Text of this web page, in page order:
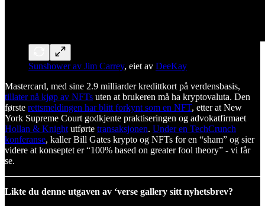
Sunshower av Jim Carrey, eiet av DeeKay
Mastercard, med sine 2.9 milliarder kredittkort på verdensbasis,
tillater nå kjøp av NFTs uten at brukeren må ha kryptovaluta. Den
første rettsmeldingen har blitt forkynt som en NFT, etter at New
York Supreme Court godkjente praktiseringen og advokatfirmaet
Hollan & Knight utførte transaksjonen. Under en TechCrunch
konferanse, kaller Bill Gates krypto og NFTs for en “sham” og sier
videre at konseptet er “100% based on greater fool theory” - vi får
se.
Likte du denne utgaven av ‘verse gallery sitt nyhetsbrev?